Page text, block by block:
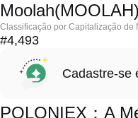
Classificação por Capitalização de
#4,493
Cadastre-se
POLONIEX：A